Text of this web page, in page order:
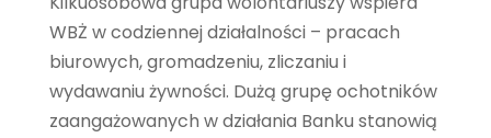
WBŻ w codziennej działalności – pracach
biurowych, gromadzeniu, zliczaniu i
wydawaniu żywności. Dużą grupę ochotników
zaangażowanych w działania Banku stanowią